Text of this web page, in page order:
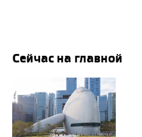
Сейчас на главной